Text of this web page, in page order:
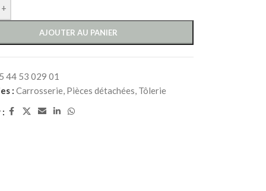
+
AJOUTER AU PANIER
44 53 029 01
: Carrosserie, Pièces détachées, Tôlerie